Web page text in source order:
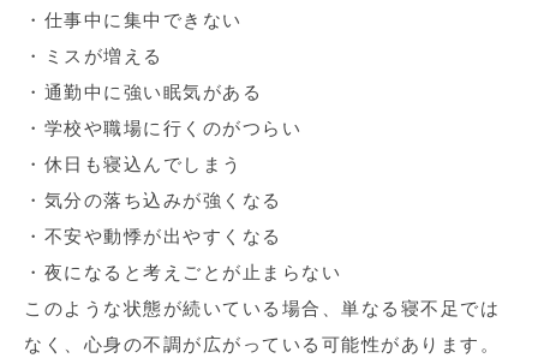
・仕事中に集中できない
・ミスが増える
・通勤中に強い眠気がある
・学校や職場に行くのがつらい
・休日も寝込んでしまう
・気分の落ち込みが強くなる
・不安や動悸が出やすくなる
・夜になると考えごとが止まらない
このような状態が続いている場合、単なる寝不足では
なく、心身の不調が広がっている可能性があります。